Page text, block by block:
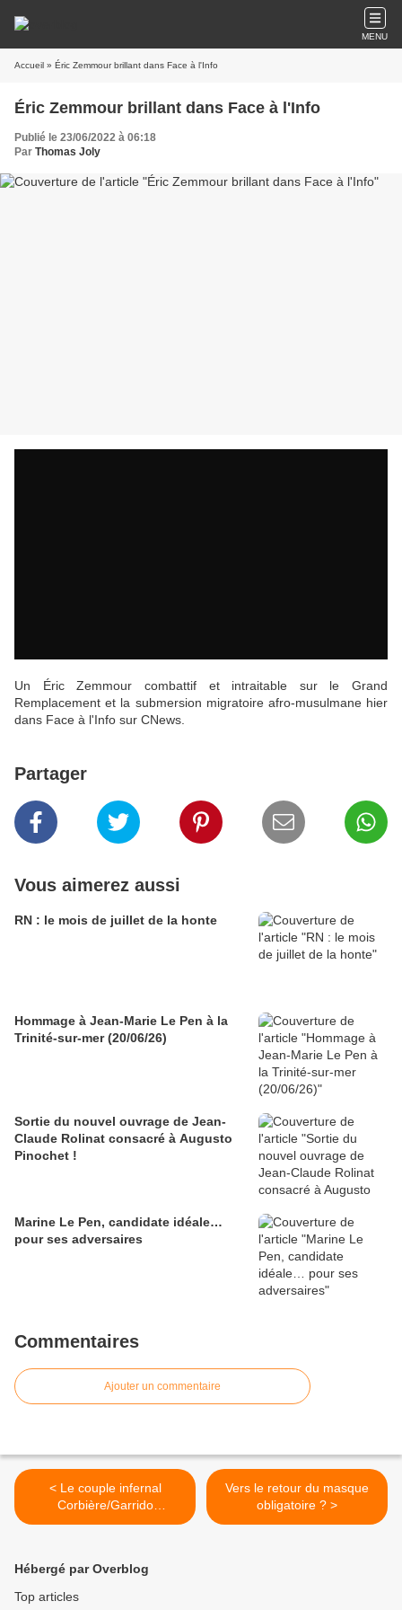
MENU
Accueil » Éric Zemmour brillant dans Face à l'Info
Éric Zemmour brillant dans Face à l'Info
Publié le 23/06/2022 à 06:18
Par Thomas Joly
Un Éric Zemmour combattif et intraitable sur le Grand
Remplacement et la submersion migratoire afro-musulmane hier
dans Face à l'Info sur CNews.
Partager
Vous aimerez aussi
RN : le mois de juillet de la honte
Hommage à Jean-Marie Le Pen à la
Trinité-sur-mer (20/06/26)
Sortie du nouvel ouvrage de Jean-
Claude Rolinat consacré à Augusto
Pinochet !
Marine Le Pen, candidate idéale…
pour ses adversaires
Commentaires
Ajouter un commentaire
< Le couple infernal
Corbière/Garrido
exploiterait une sans-
Vers le retour du masque
obligatoire ? >
Hébergé par Overblog
Top articles